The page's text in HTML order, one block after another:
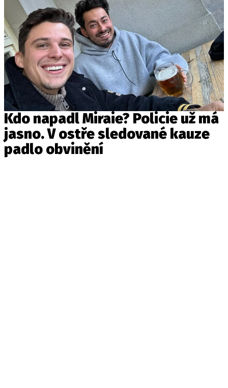
Kdo napadl Miraie? Policie už má
jasno. V ostře sledované kauze
padlo obvinění